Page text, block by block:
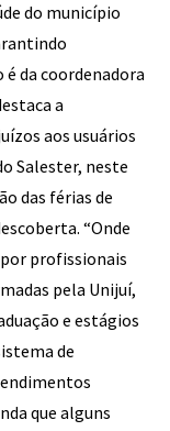
do município
da coordenadora
a
aos usuários
Salester, neste
das férias de
“Onde
profissionais
pela Unijuí,
e estágios
de
que alguns